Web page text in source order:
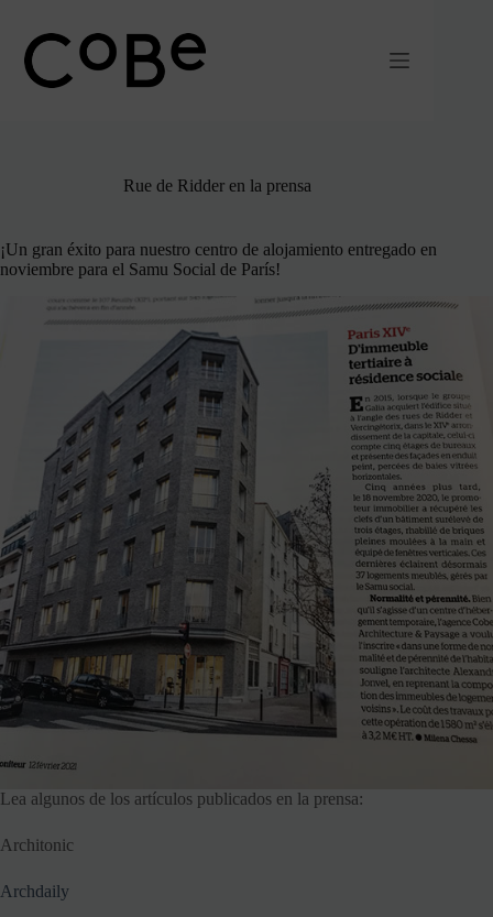
contenido
Rue de Ridder en la prensa
¡Un gran éxito para nuestro centro de alojamiento entregado en
noviembre para el Samu Social de París!
Lea algunos de los artículos publicados en la prensa:
Architonic
Archdaily